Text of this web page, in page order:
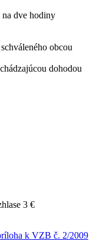
na dve hodiny
obcou
dohodou
3 €
k VZB č. 2/2009